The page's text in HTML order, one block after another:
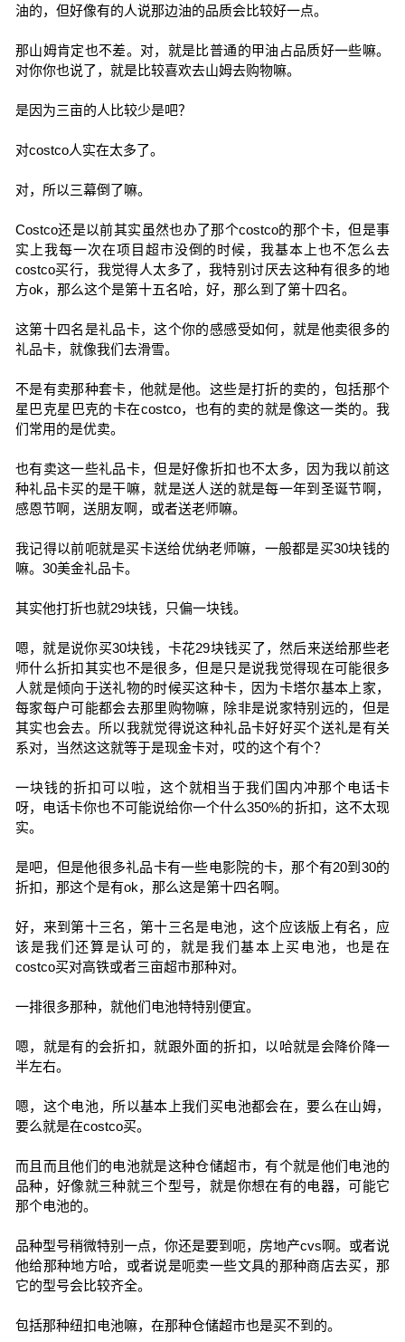
油的，但好像有的人说那边油的品质会比较好一点。
那山姆肯定也不差。对，就是比普通的甲油占品质好一些嘛。
对你你也说了，就是比较喜欢去山姆去购物嘛。
是因为三亩的人比较少是吧？
对costco人实在太多了。
对，所以三幕倒了嘛。
Costco还是以前其实虽然也办了那个costco的那个卡，但是事
实上我每一次在项目超市没倒的时候，我基本上也不怎么去
costco买行，我觉得人太多了，我特别讨厌去这种有很多的地
方ok，那么这个是第十五名哈，好，那么到了第十四名。
这第十四名是礼品卡，这个你的感感受如何，就是他卖很多的
礼品卡，就像我们去滑雪。
不是有卖那种套卡，他就是他。这些是打折的卖的，包括那个
星巴克星巴克的卡在costco，也有的卖的就是像这一类的。我
们常用的是优卖。
也有卖这一些礼品卡，但是好像折扣也不太多，因为我以前这
种礼品卡买的是干嘛，就是送人送的就是每一年到圣诞节啊，
感恩节啊，送朋友啊，或者送老师嘛。
我记得以前呃就是买卡送给优纳老师嘛，一般都是买30块钱的
嘛。30美金礼品卡。
其实他打折也就29块钱，只偏一块钱。
嗯，就是说你买30块钱，卡花29块钱买了，然后来送给那些老
师什么折扣其实也不是很多，但是只是说我觉得现在可能很多
人就是倾向于送礼物的时候买这种卡，因为卡塔尔基本上家，
每家每户可能都会去那里购物嘛，除非是说家特别远的，但是
其实也会去。所以我就觉得说这种礼品卡好好买个送礼是有关
系对，当然这这就等于是现金卡对，哎的这个有个？
一块钱的折扣可以啦，这个就相当于我们国内冲那个电话卡
呀，电话卡你也不可能说给你一个什么350%的折扣，这不太现
实。
是吧，但是他很多礼品卡有一些电影院的卡，那个有20到30的
折扣，那这个是有ok，那么这是第十四名啊。
好，来到第十三名，第十三名是电池，这个应该版上有名，应
该是我们还算是认可的，就是我们基本上买电池，也是在
costco买对高铁或者三亩超市那种对。
一排很多那种，就他们电池特特别便宜。
嗯，就是有的会折扣，就跟外面的折扣，以哈就是会降价降一
半左右。
嗯，这个电池，所以基本上我们买电池都会在，要么在山姆，
要么就是在costco买。
而且而且他们的电池就是这种仓储超市，有个就是他们电池的
品种，好像就三种就三个型号，就是你想在有的电器，可能它
那个电池的。
品种型号稍微特别一点，你还是要到呃，房地产cvs啊。或者说
他给那种地方哈，或者说是呃卖一些文具的那种商店去买，那
它的型号会比较齐全。
包括那种纽扣电池嘛，在那种仓储超市也是买不到的。